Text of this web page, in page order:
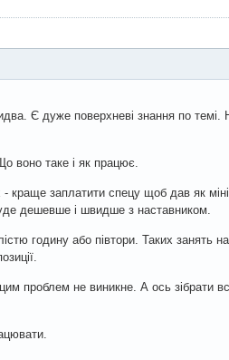
Є дуже поверхневі знання по темі.
воно таке і як працює.
краще заплатити спецу щоб дав як
дешевше і швидше з наставником.
годину або півтори. Таких занять
проблем не виникне. А ось зібрати